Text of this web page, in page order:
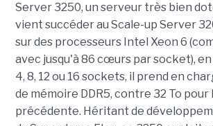
Server 3250, un serveur très bien
vient succéder au Scale-up Server
sur des processeurs Intel Xeon 6
avec jusqu'à 86 cœurs par socket),
4, 8, 12 ou 16 sockets, il prend en
de mémoire DDR5, contre 32 To
précédente. Héritant de